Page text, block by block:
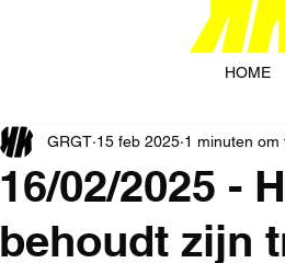
HOME
16/02/2025 -
behoudt zijn
GRGT 15 feb 2025 1 minuten om